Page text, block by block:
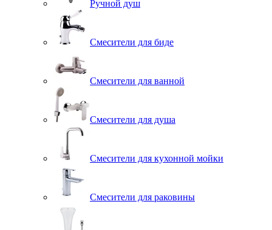
Ручной душ
Смесители для биде
Смесители для ванной
Смесители для душа
Смесители для кухонной мойки
Смесители для раковины